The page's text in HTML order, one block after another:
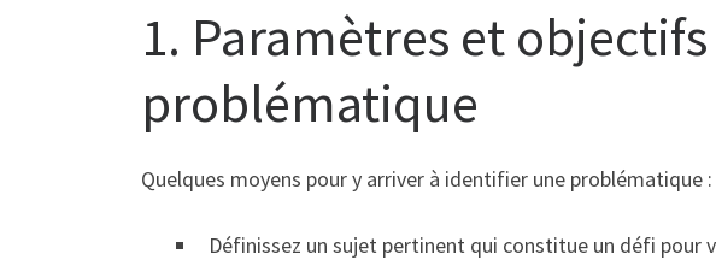
1. Paramètres et
problématique
Quelques moyens pour y arriver à identifier une problématique :
Définissez un sujet pertinent qui constitue un défi pour